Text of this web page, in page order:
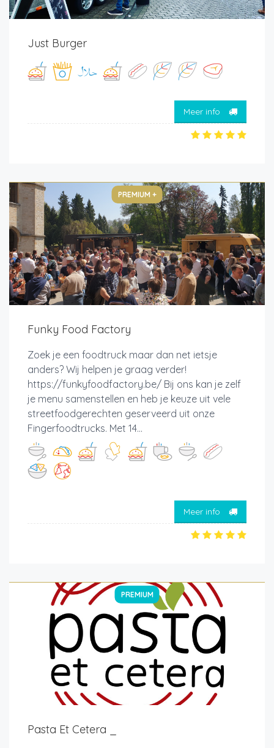
Just Burger
Meer info
PREMIUM +
Funky Food Factory
Zoek je een foodtruck maar dan net ietsje
anders? Wij helpen je graag verder!
https://funkyfoodfactory.be/ Bij ons kan je zelf
je menu samenstellen en heb je keuze uit vele
streetfoodgerechten geserveerd uit onze
Fingerfoodtrucks. Met 14...
Meer info
PREMIUM
Pasta Et Cetera _